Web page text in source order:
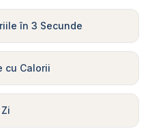
în 3 Secunde
cu Calorii